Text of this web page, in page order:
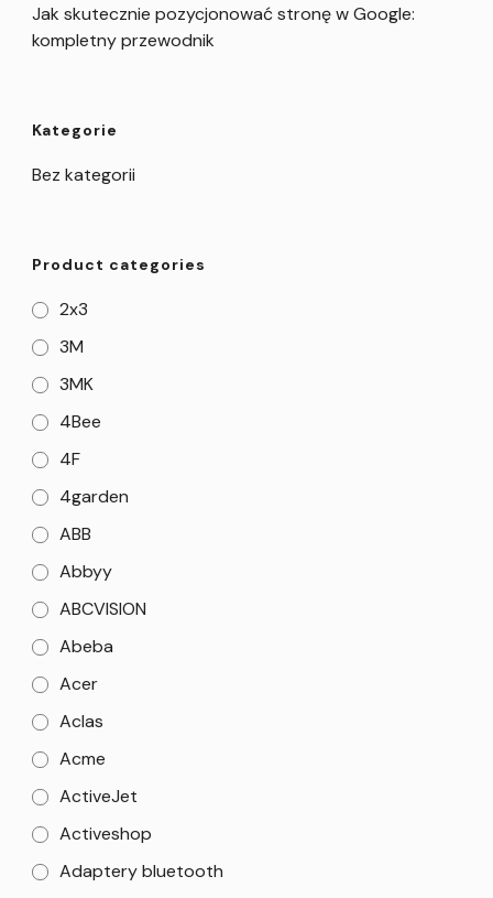
Jak skutecznie pozycjonować stronę w Google:
kompletny przewodnik
Kategorie
Bez kategorii
Product categories
2x3
3M
3MK
4Bee
4F
4garden
ABB
Abbyy
ABCVISION
Abeba
Acer
Aclas
Acme
ActiveJet
Activeshop
Adaptery bluetooth